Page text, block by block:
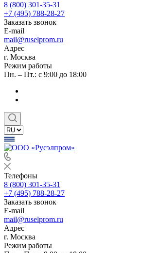
8 (800) 301-35-31
+7 (495) 788-28-27
Заказать звонок
E-mail
mail@ruselprom.ru
Адрес
г. Москва
Режим работы
Пн. – Пт.: с 9:00 до 18:00
Телефоны
8 (800) 301-35-31
+7 (495) 788-28-27
Заказать звонок
E-mail
mail@ruselprom.ru
Адрес
г. Москва
Режим работы